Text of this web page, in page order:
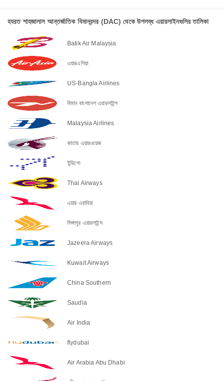
হযরত শাহজালাল আন্তর্জাতিক বিমানবন্দর (DAC) থেকে উপলব্ধ এয়ারলাইনগুলির তালিকা
Batik Air Malaysia
এয়ারএশিয়া
US-Bangla Airlines
বিমান বাংলাদেশ এয়ারলাইন্স
Malaysia Airlines
কাতার এয়ারওয়েজ
ইন্ডিগো
Thai Airways
এয়ার এরাবিয়া
সিঙ্গাপুর এয়ারলাইন্স
Jazeera Airways
Kuwait Airways
China Southern
Saudia
Air India
flydubai
Air Arabia Abu Dhabi